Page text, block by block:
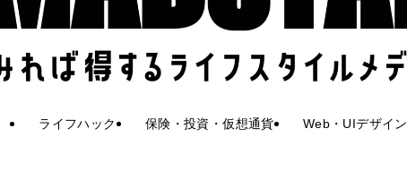
ライフハック 保険・投資・仮想通貨 Web・UIデザイン